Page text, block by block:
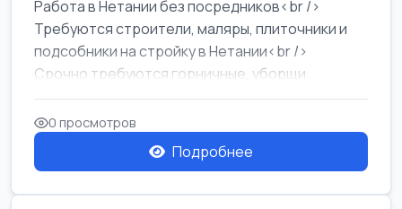
Работа в Нетании без посредников<br />
Требуются строители, маляры, плиточники и
подсобники на стройку в Нетании<br />
Срочно требуются горничные, уборщи...
0 просмотров
Подробнее